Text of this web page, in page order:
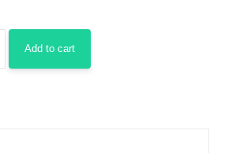
Add to cart